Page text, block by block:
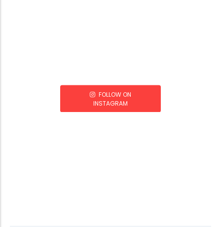
FOLLOW ON
INSTAGRAM